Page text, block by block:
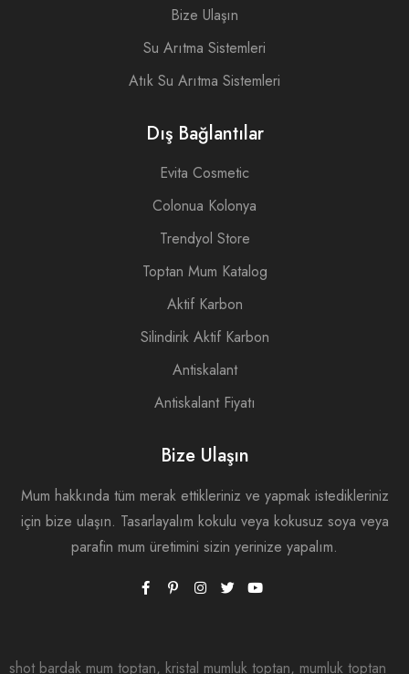
Bize Ulaşın
Su Arıtma Sistemleri
Atık Su Arıtma Sistemleri
Dış Bağlantılar
Evita Cosmetic
Colonua Kolonya
Trendyol Store
Toptan Mum Katalog
Aktif Karbon
Silindirik Aktif Karbon
Antiskalant
Antiskalant Fiyatı
Bize Ulaşın
Mum hakkında tüm merak ettikleriniz ve yapmak istedikleriniz
için bize ulaşın. Tasarlayalım kokulu veya kokusuz soya veya
parafin mum üretimini sizin yerinize yapalım.
shot bardak mum toptan, kristal mumluk toptan, mumluk toptan